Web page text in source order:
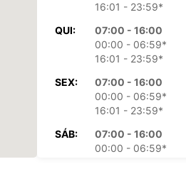
16:01 - 23:59*
QUI:
07:00 - 16:00
00:00 - 06:59*
16:01 - 23:59*
SEX:
07:00 - 16:00
00:00 - 06:59*
16:01 - 23:59*
SÁB:
07:00 - 16:00
00:00 - 06:59*